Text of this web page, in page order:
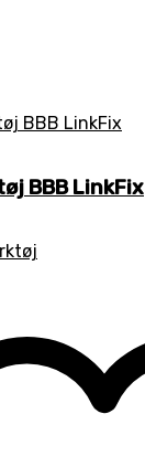
BBB LinkFix